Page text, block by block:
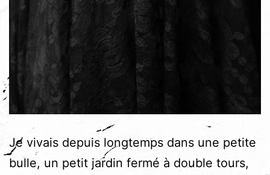
Je vivais depuis longtemps dans une petite
bulle, un petit jardin fermé à double tours,